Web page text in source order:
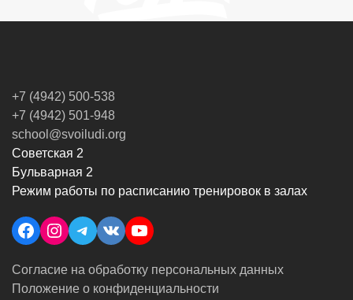
+7 (4942) 500-538
+7 (4942) 501-948
school@svoiludi.org
Советская 2
Бульварная 2
Режим работы по расписанию тренировок в залах
Facebook
Instagram
Telegram
VK YouTube
Согласие на обработку персональных данных
Положение о конфиденциальности